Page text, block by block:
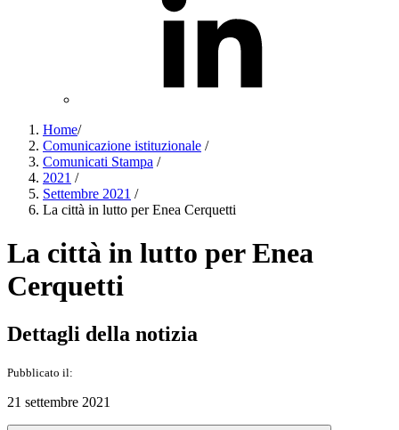
Home/
Comunicazione istituzionale /
Comunicati Stampa /
2021 /
Settembre 2021 /
La città in lutto per Enea Cerquetti
La città in lutto per Enea
Cerquetti
Dettagli della notizia
Pubblicato il:
21 settembre 2021